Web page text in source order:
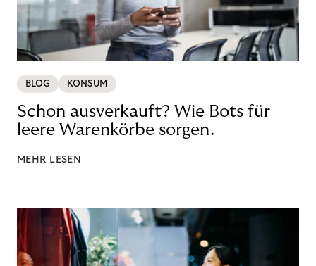
BLOG KONSUM
Schon ausverkauft? Wie Bots für
leere Warenkörbe sorgen.
MEHR LESEN